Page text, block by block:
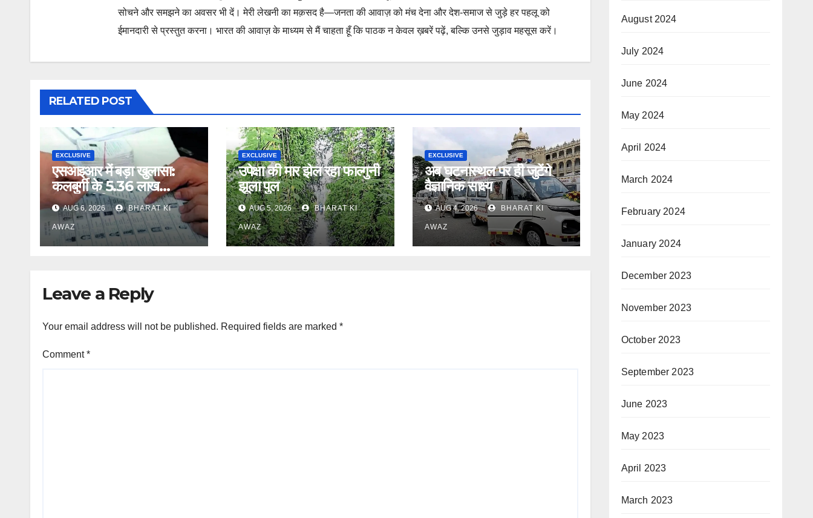
सोचने और समझने का अवसर भी दें। मेरी लेखनी का मक़सद है—जनता की आवाज़ को मंच देना और देश-समाज से जुड़े हर पहलू को
ईमानदारी से प्रस्तुत करना। भारत की आवाज़ के माध्यम से मैं चाहता हूँ कि पाठक न केवल ख़बरें पढ़ें, बल्कि उनसे जुड़ाव महसूस करें।
RELATED POST
EXCLUSIVE
एसआइआर में बड़ा खुलासा:
कलबुर्गी के 5.36 लाख
मतदाता मिसिंग
AUG 6, 2026 BHARAT KI
AWAZ
EXCLUSIVE
उपेक्षा की मार झेल रहा फाल्गुनी
झूला पुल
AUG 5, 2026 BHARAT KI
AWAZ
EXCLUSIVE
अब घटनास्थल पर ही जुटेंगे
वैज्ञानिक साक्ष्य
AUG 4, 2026 BHARAT KI
AWAZ
Leave a Reply
Your email address will not be published. Required fields are marked *
Comment*
August 2024
July 2024
June 2024
May 2024
April 2024
March 2024
February 2024
January 2024
December 2023
November 2023
October 2023
September 2023
June 2023
May 2023
April 2023
March 2023